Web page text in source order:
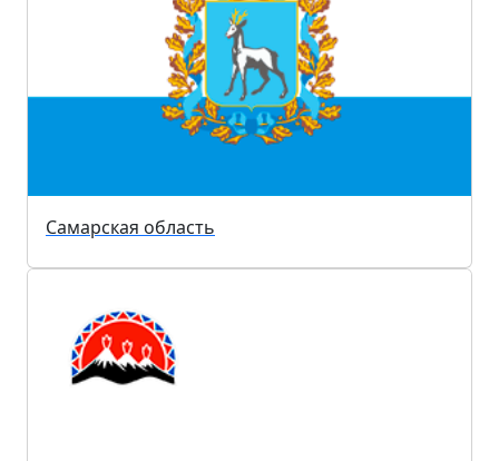
Самарская область